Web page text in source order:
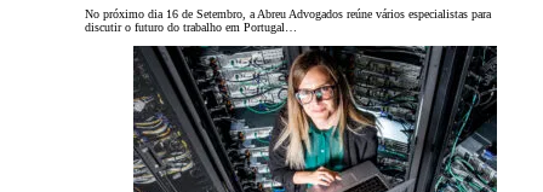
No próximo dia 16 de Setembro, a Abreu Advogados reúne vários especialistas para
discutir o futuro do trabalho em Portugal…